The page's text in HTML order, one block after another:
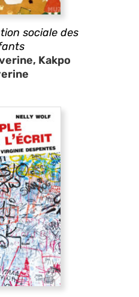
sociale des
Kakpo